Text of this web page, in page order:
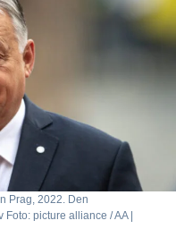
Prag, 2022. Den
picture alliance / AA |